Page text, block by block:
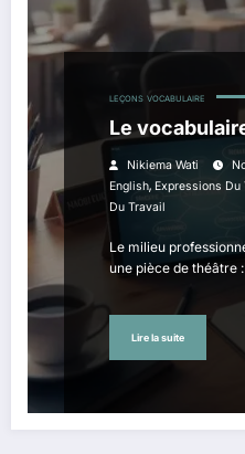
LEÇONS VOCABULAIRE
Le
Nikiema Wati
English, Expressions Du
Du Travail
Le milieu
une pièce de théâtre
Lire la suite